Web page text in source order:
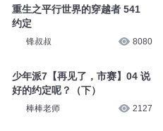
重生之平行世界的穿越者 541
约定
锋叔叔 8080
少年派7【再见了，市赛】04 说
好的约定呢？（下）
棒棒老师 2127